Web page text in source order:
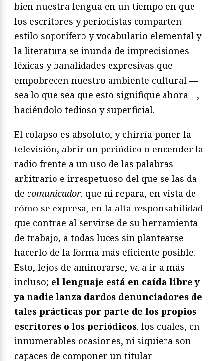
bien nuestra lengua en un tiempo en que
los escritores y periodistas comparten
estilo soporífero y vocabulario elemental y
la literatura se inunda de imprecisiones
léxicas y banalidades expresivas que
empobrecen nuestro ambiente cultural —
sea lo que sea que esto signifique ahora—,
haciéndolo tedioso y superficial.
El colapso es absoluto, y chirría poner la
televisión, abrir un periódico o encender la
radio frente a un uso de las palabras
arbitrario e irrespetuoso del que se las da
de comunicador, que ni repara, en vista de
cómo se expresa, en la alta responsabilidad
que contrae al servirse de su herramienta
de trabajo, a todas luces sin plantearse
hacerlo de la forma más eficiente posible.
Esto, lejos de aminorarse, va a ir a más
incluso; el lenguaje está en caída libre y
ya nadie lanza dardos denunciadores de
tales prácticas por parte de los propios
escritores o los periódicos, los cuales, en
innumerables ocasiones, ni siquiera son
capaces de componer un titular